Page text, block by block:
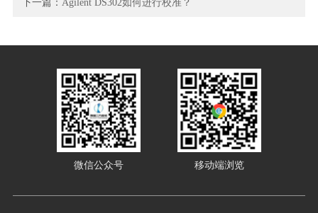
下一篇：Agilent DS302如何进行校准？
微信公众号 移动端浏览